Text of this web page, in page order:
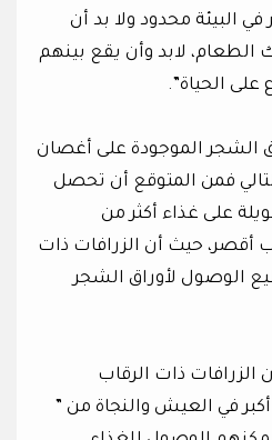
في البيئة محدود ولا بد أن
الطعام، لابد وأن يقع بينهم
الحياة”.
الشجر الموجودة على أغصان
فمن المتوقع أن تحصل
على غذاء أكثر من
أقصر، حيث أن الزرافات ذات
الوصول لأوراق الشجر
الزرافات ذات الرقاب
في العيش والنجاة من ”